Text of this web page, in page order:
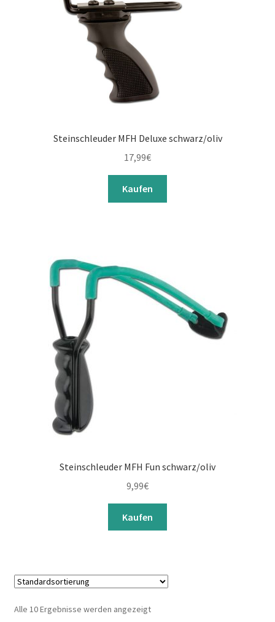
Steinschleuder MFH Deluxe schwarz/oliv
17,99€
Kaufen
Steinschleuder MFH Fun schwarz/oliv
9,99€
Kaufen
Alle 10 Ergebnisse werden angezeigt